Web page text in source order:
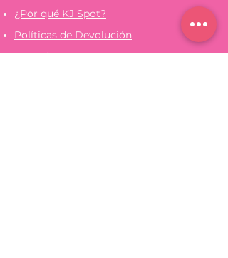
¿Por qué KJ Spot?
Políticas de Devolución
Legal